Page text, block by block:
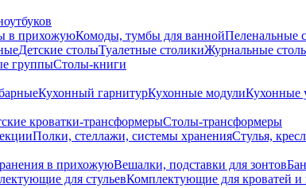
в прихожуюКомоды, тумбы для ваннойПеленальные
Детские столыТуалетные столикиЖурнальные
группыСтолы-книги
Кухонный гарнитурКухонные модулиКухонные
кроватки-трансформерыСтолы-трансформеры
Полки, стеллажи, системы храненияСтулья,
в прихожуюВешалки, подставки для зонтов
для стульевКомплектующие для кроватей и